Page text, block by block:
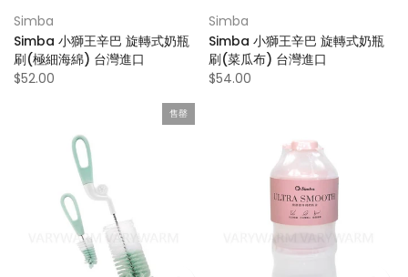
Simba
Simba 小獅王辛巴 旋轉式奶瓶
刷(極細海綿) 台灣進口
$52.00
Simba
Simba 小獅王辛巴 旋轉式奶瓶
刷(菜瓜布) 台灣進口
$54.00
售罄